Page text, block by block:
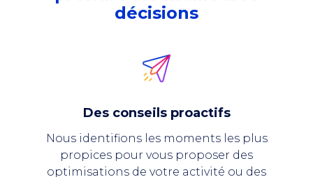
décisions
Des conseils proactifs
Nous identifions les moments les plus
propices pour vous proposer des
optimisations de votre activité ou des